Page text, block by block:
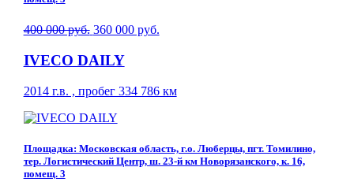
400 000 руб. 360 000 руб.
IVECO DAILY
2014 г.в. , пробег 334 786 км
Площадка: Московская область, г.о. Люберцы, пгт. Томилино,
тер. Логистический Центр, ш. 23-й км Новорязанского, к. 16,
помещ. 3